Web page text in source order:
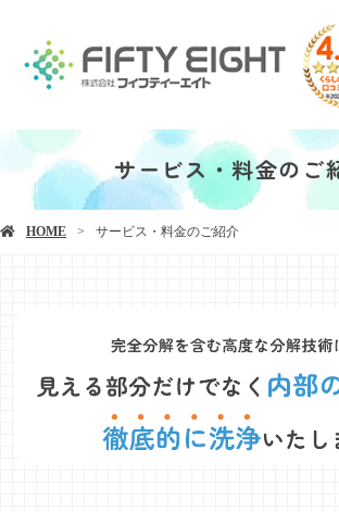
サービス・料金のご
HOME サービス・料金のご紹介